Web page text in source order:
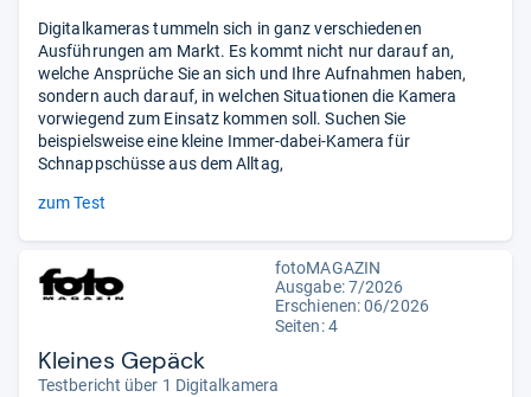
Digitalkameras tummeln sich in ganz verschiedenen
Ausführungen am Markt. Es kommt nicht nur darauf an,
welche Ansprüche Sie an sich und Ihre Aufnahmen haben,
sondern auch darauf, in welchen Situationen die Kamera
vorwiegend zum Einsatz kommen soll. Suchen Sie
beispielsweise eine kleine Immer-dabei-Kamera für
Schnappschüsse aus dem Alltag,
zum Test
fotoMAGAZIN
Ausgabe: 7/2026
Erschienen:06/2026
Seiten: 4
Kleines Gepäck
Testbericht über 1 Digitalkamera